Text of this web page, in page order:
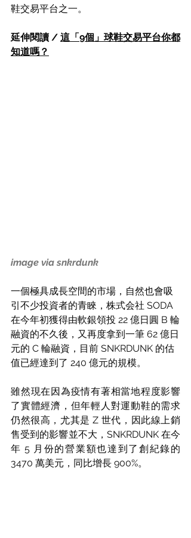
鞋交易平台之一。
延伸閱讀 / 這「9個」球鞋交易平台你都
知道嗎？
image via snkrdunk
一個極具成長空間的市場，自然也會吸
引不少投資者的青睞，株式会社 SODA
在今年初獲得由軟銀領投 22 億日圓 B 輪
融資的不久後，又再度拿到一筆 62 億日
元的 C 輪融資，目前 SNKRDUNK 的估
值已經達到了 240 億元的規模。
雖然現在因為疫情有著相當地程度影響
了實體經濟，但年輕人對運動鞋的需求
仍然很高，尤其是 Z 世代，因此線上銷
售受到的影響並不大，SNKRDUNK 在今
年 5 月份的營業額也達到了創紀錄的
3470 萬美元，同比增長 900%。